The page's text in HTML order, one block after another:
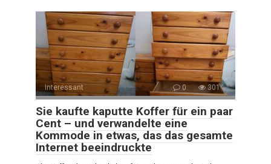
Interessant 0 301
Sie kaufte kaputte Koffer für ein paar
Cent – und verwandelte eine
Kommode in etwas, das das gesamte
Internet beeindruckte